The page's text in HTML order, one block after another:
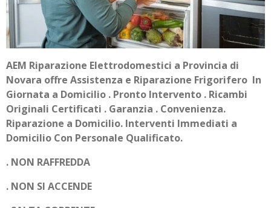
AEM Riparazione Elettrodomestici a Provincia di
Novara offre Assistenza e Riparazione Frigorifero In
Giornata a Domicilio . Pronto Intervento . Ricambi
Originali Certificati . Garanzia . Convenienza.
Riparazione a Domicilio. Interventi Immediati a
Domicilio Con Personale Qualificato.
. NON RAFFREDDA
. NON SI ACCENDE